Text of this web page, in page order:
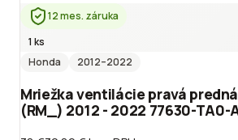
12 mes. záruka
1 ks
Honda
2012–2022
Mriežka ventilácie pravá predná
(RM_) 2012 - 2022 77630-TA0-